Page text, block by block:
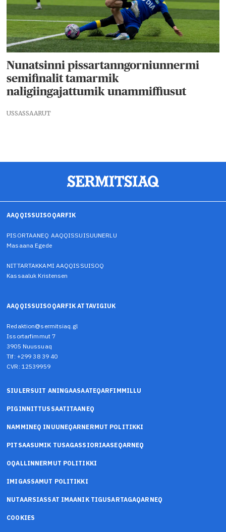
Nunatsinni pissartanngorniunnermi
semifinalit tamarmik
naligiingajattumik unammiffiusut
USSASSAARUT
AAQQISSUISOQARFIK
PISORTAANEQ AAQQISSUISUUNERLU
Masaana Egede
NITTARTAKKAMI AAQQISSUISOQ
Kassaaluk Kristensen
AAQQISSUISOQARFIK ATTAVIGIUK
Redaktion@sermitsiaq.gl
Issortarfimmut 7
3905 Nuussuaq
Tlf: +299 38 39 40
CVR: 12539959
SIULERSUIT ANINGAASAATEQARFIMMILLU
PIGINNITTUSSAATITAANEQ
NAMMINEQ INUUNEQARNERMUT POLITIKKI
PITSAASUMIK TUSAGASSIORIAASEQARNEQ
OQALLINNERMUT POLITIKKI
IMIGASSAMUT POLITIKKI
NUTAARSIASSAT IMAANIK TIGUSARTAGAQARNEQ
COOKIES